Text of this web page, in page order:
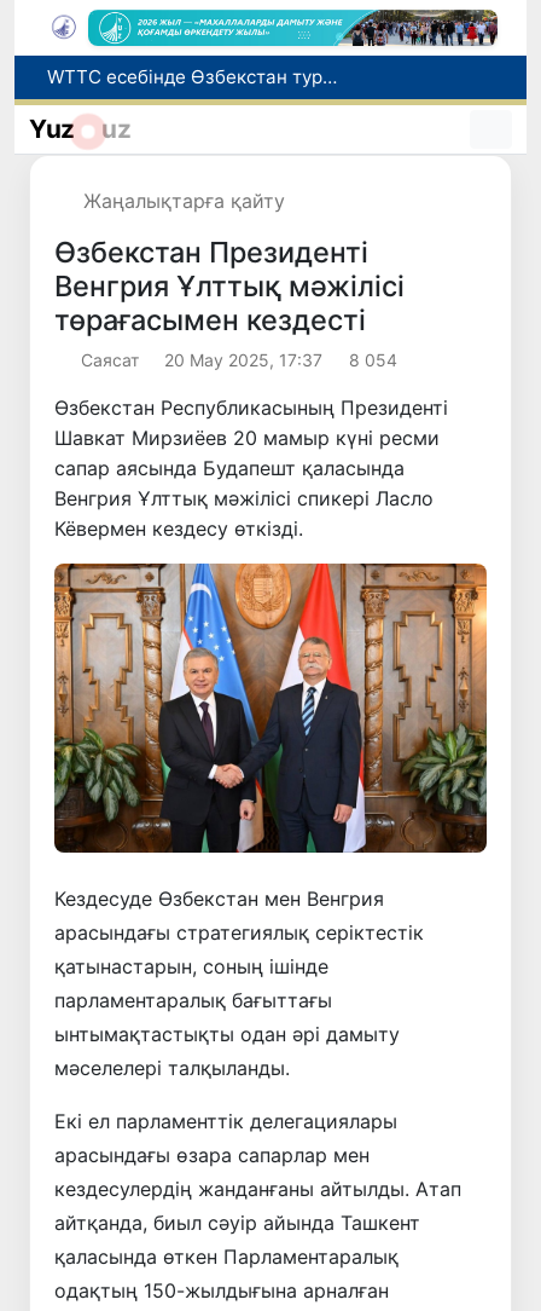
Мүмкіндігі шектеулі талапкерлерге қабылдау емтихандарында қосымша уақыт беріледі
Беларусьтен Өзбекстанға екінші тікелей жүк пойызы жөнелтілді
Yuz uz
Жаңалықтарға қайту
Өзбекстан Президенті
Венгрия Ұлттық мәжілісі
төрағасымен кездесті
Саясат 20 Мау 2025, 17:37 8 054
Өзбекстан Республикасының Президенті
Шавкат Мирзиёев 20 мамыр күні ресми
сапар аясында Будапешт қаласында
Венгрия Ұлттық мәжілісі спикері Ласло
Кёвермен кездесу өткізді.
Кездесуде Өзбекстан мен Венгрия
арасындағы стратегиялық серіктестік
қатынастарын, соның ішінде
парламентаралық бағыттағы
ынтымақтастықты одан әрі дамыту
мәселелері талқыланды.
Екі ел парламенттік делегациялары
арасындағы өзара сапарлар мен
кездесулердің жанданғаны айтылды. Атап
айтқанда, биыл сәуір айында Ташкент
қаласында өткен Парламентаралық
одақтың 150-жылдығына арналған